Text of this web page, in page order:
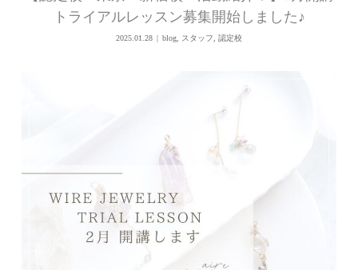
トライアルレッスン募集開始しました♪
2025.01.28 blog, スタッフ, 認定校